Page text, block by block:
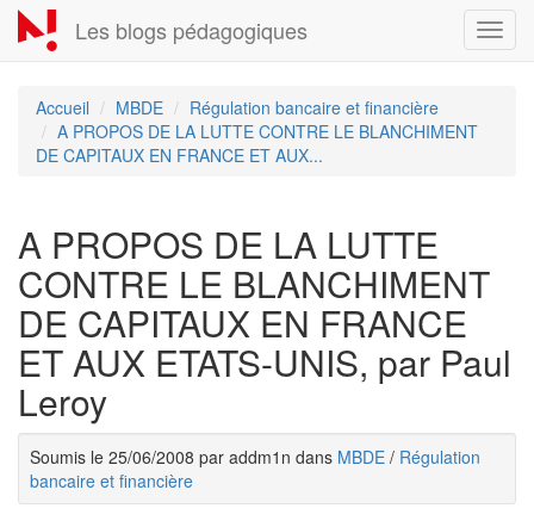
Aller
au
contenu
Les blogs pédagogiques
Accueil MBDE
Régulation bancaire et financière
A PROPOS DE LA LUTTE CONTRE LE BLANCHIMENT
DE CAPITAUX EN FRANCE ET AUX...
A PROPOS DE LA LUTTE
CONTRE LE BLANCHIMENT
DE CAPITAUX EN FRANCE
ET AUX ETATS-UNIS, par Paul
Leroy
Soumis le 25/06/2008 par addm1n dans MBDE / Régulation
bancaire et financière